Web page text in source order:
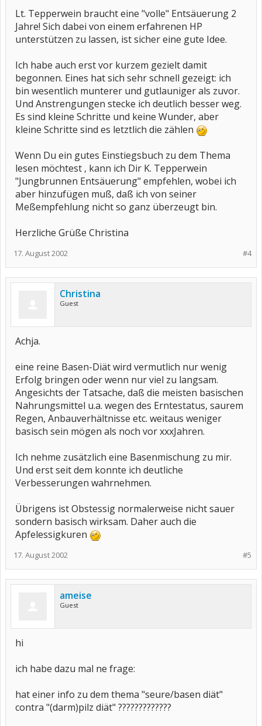
Lt. Tepperwein braucht eine "volle" Entsäuerung 2
Jahre! Sich dabei von einem erfahrenen HP
unterstützen zu lassen, ist sicher eine gute Idee.
Ich habe auch erst vor kurzem gezielt damit
begonnen. Eines hat sich sehr schnell gezeigt: ich
bin wesentlich munterer und gutlauniger als zuvor.
Und Anstrengungen stecke ich deutlich besser weg.
Es sind kleine Schritte und keine Wunder, aber
kleine Schritte sind es letztlich die zählen
Wenn Du ein gutes Einstiegsbuch zu dem Thema
lesen möchtest , kann ich Dir K. Tepperwein
"Jungbrunnen Entsäuerung" empfehlen, wobei ich
aber hinzufügen muß, daß ich von seiner
Meßempfehlung nicht so ganz überzeugt bin.
Herzliche Grüße Christina
#4
17. August 2002
Christina
Guest
Achja.
eine reine Basen-Diät wird vermutlich nur wenig
Erfolg bringen oder wenn nur viel zu langsam.
Angesichts der Tatsache, daß die meisten basischen
Nahrungsmittel u.a. wegen des Erntestatus, saurem
Regen, Anbauverhältnisse etc. weitaus weniger
basisch sein mögen als noch vor xxxJahren.
Ich nehme zusätzlich eine Basenmischung zu mir.
Und erst seit dem konnte ich deutliche
Verbesserungen wahrnehmen.
Übrigens ist Obstessig normalerweise nicht sauer
sondern basisch wirksam. Daher auch die
Apfelessigkuren
#5
17. August 2002
ameise
Guest
hi
ich habe dazu mal ne frage:
hat einer info zu dem thema "seure/basen diät"
contra "(darm)pilz diät" ?????????????